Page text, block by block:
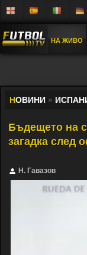
НА ЖИВО
НОВИНИ »
Бъдещето на
загадка след
Н. Гавазов